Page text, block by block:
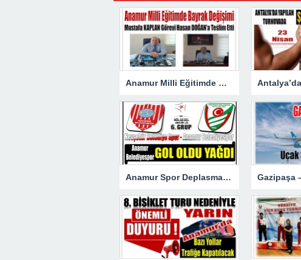
Anamur Milli Eğitimde Görev Değişimi : Hasan DOĞAN Atandı
Anamur Spor Deplasmanda Gol Oldu Yağdı!